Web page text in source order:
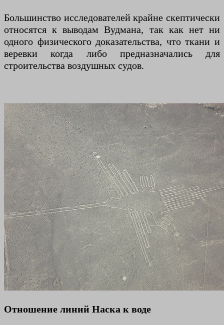
Большинство исследователей крайне скептически
относятся к выводам Вудмана, так как нет ни
одного физического доказательства, что ткани и
веревки когда либо предназначались для
строительства воздушных судов.
Отношение линий Наска к воде